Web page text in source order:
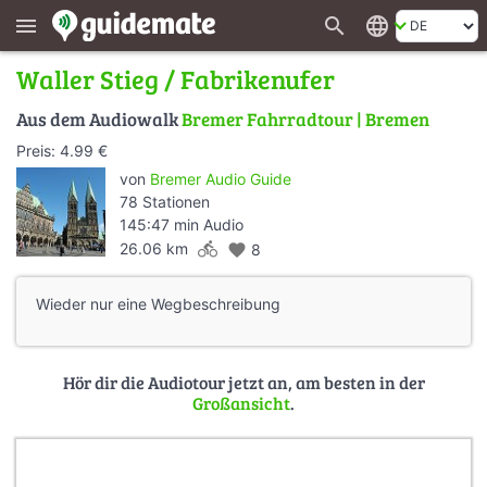
menu search language
Waller Stieg / Fabrikenufer
Aus dem AudiowalkBremer Fahrradtour | Bremen
Preis: 4.99 €
von Bremer Audio Guide
78 Stationen
145:47 min Audio
26.06 km directions_bike favorite 8
Wieder nur eine Wegbeschreibung
Hör dir die Audiotour jetzt an, am besten in der
Großansicht.